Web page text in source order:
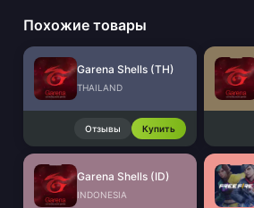
Похожие товары
Garena Shells (TH)
THAILAND
Отзывы Купить
Garena Shells (ID)
INDONESIA